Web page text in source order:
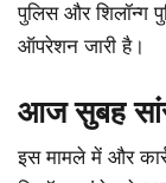
पुलिस और शिलॉन्ग
ऑपरेशन जारी है।
आज सुबह
इस मामले में और